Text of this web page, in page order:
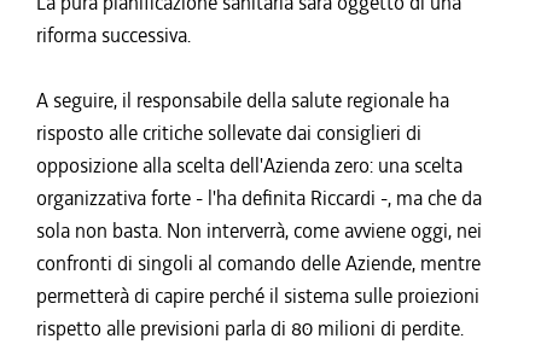
riforma successiva.
A seguire, il responsabile della salute regionale ha
risposto alle critiche sollevate dai consiglieri di
opposizione alla scelta dell'Azienda zero: una scelta
organizzativa forte - l'ha definita Riccardi -, ma che da
sola non basta. Non interverrà, come avviene oggi, nei
confronti di singoli al comando delle Aziende, mentre
permetterà di capire perché il sistema sulle proiezioni
rispetto alle previsioni parla di 80 milioni di perdite.